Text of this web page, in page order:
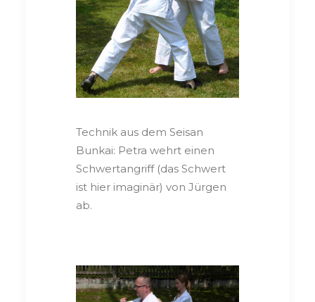
Technik aus dem Seisan
Bunkai: Petra wehrt einen
Schwertangriff (das Schwert
ist hier imaginär) von Jürgen
ab.